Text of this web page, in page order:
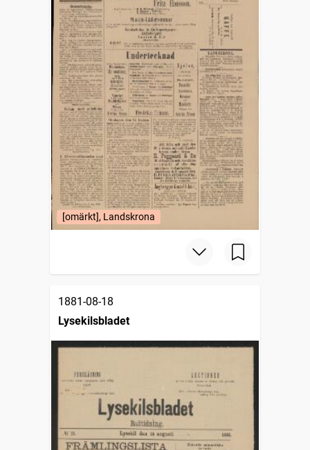
[omärkt], Landskrona
1881-08-18
Lysekilsbladet